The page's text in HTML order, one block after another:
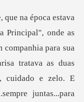
tratava as duas
cuidado e zelo. E
juntas...para